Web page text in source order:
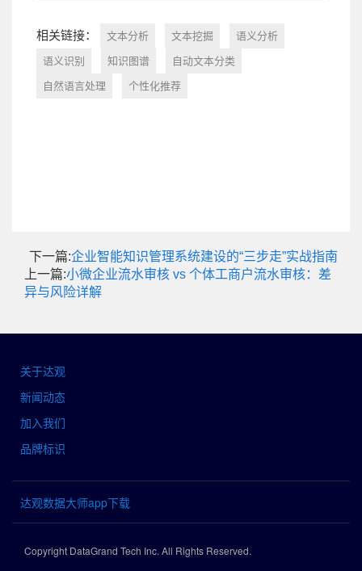
相关链接： 文本分析 文本挖掘 语义分析
语义识别 知识图谱 自动文本分类
自然语言处理 个性化推荐
下一篇:企业智能知识管理系统建设的“三步走”实战指南
上一篇:小微企业流水审核 vs 个体工商户流水审核：差
异与风险详解
关于达观
新闻动态
加入我们
品牌标识
达观数据大师app下载
Copyright DataGrand Tech Inc. All Rights Reserved.